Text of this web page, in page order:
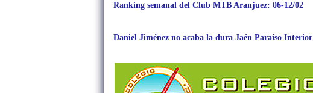
Ranking semanal del Club MTB Aranjuez: 06-12/02
Daniel Jiménez no acaba la dura Jaén Paraíso Interior